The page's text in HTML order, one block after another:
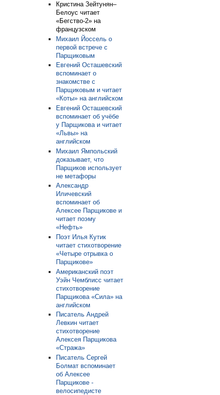
Кристина Зейтунян–
Белоус читает
«Бегство-2» на
французском
Михаил Йоссель о
первой встрече с
Парщиковым
Евгений Осташевский
вспоминает о
знакомстве с
Парщиковым и читает
«Коты» на английском
Евгений Осташевский
вспоминает об учёбе
у Парщикова и читает
«Львы» на
английском
Михаил Ямпольский
доказывает, что
Парщиков использует
не метафоры
Александр
Иличевский
вспоминает об
Алексее Парщикове и
читает поэму
«Нефть»
Поэт Илья Кутик
читает стихотворение
«Четыре отрывка о
Парщикове»
Американский поэт
Уэйн Чемблисс читает
стихотворение
Парщикова «Сила» на
английском
Писатель Андрей
Левкин читает
стихотворение
Алексея Парщикова
«Стража»
Писатель Сергей
Болмат вспоминает
об Алексее
Парщикове -
велосипедисте